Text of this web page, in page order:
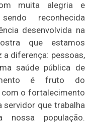
muita alegria e
reconhecida
desenvolvida na
que estamos
a diferença: pessoas,
saúde pública de
é fruto do
o fortalecimento
servidor que trabalha
nossa população.